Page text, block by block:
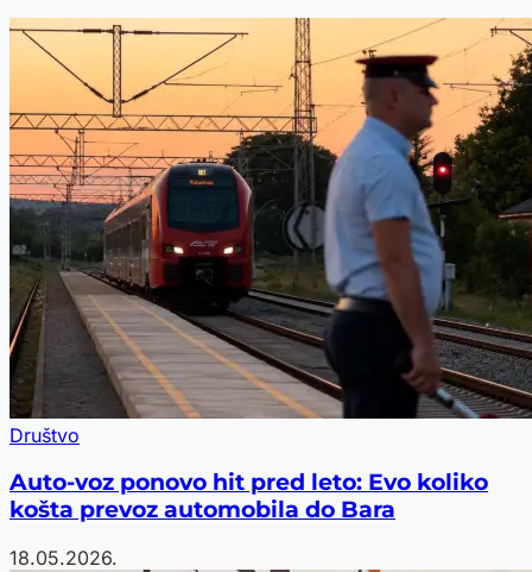
Društvo
Auto-voz ponovo hit pred leto: Evo koliko
košta prevoz automobila do Bara
18.05.2026.